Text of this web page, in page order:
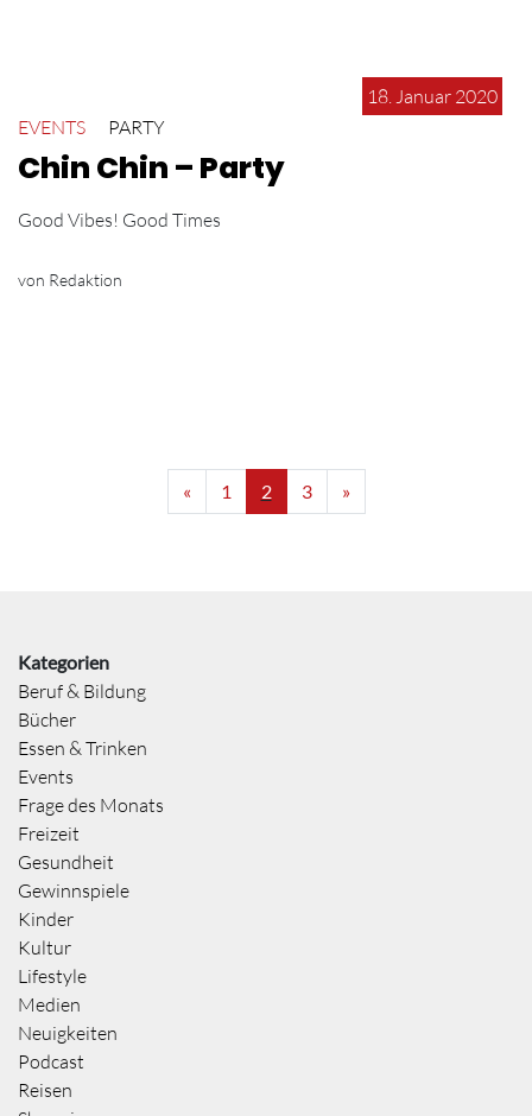
18. Januar 2020
EVENTS
PARTY
Chin Chin – Party
Good Vibes! Good Times
von Redaktion
« 1 2 3 »
Kategorien
Beruf & Bildung
Bücher
Essen & Trinken
Events
Frage des Monats
Freizeit
Gesundheit
Gewinnspiele
Kinder
Kultur
Lifestyle
Medien
Neuigkeiten
Podcast
Reisen